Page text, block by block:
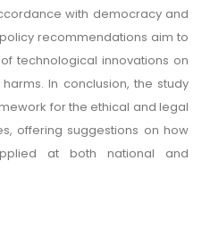
with democracy and
recommendations aim to
technological innovations on
In conclusion, the study
for the ethical and legal
offering suggestions on how
at both national and